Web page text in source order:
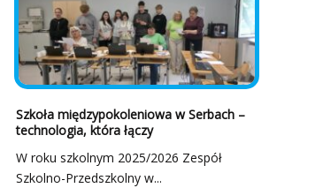
Szkoła międzypokoleniowa w Serbach –
technologia, która łączy
W roku szkolnym 2025/2026 Zespół
Szkolno-Przedszkolny w...